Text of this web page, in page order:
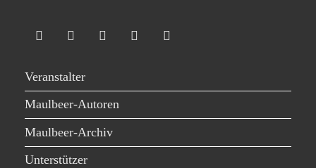
Veranstalter
Maulbeer-Autoren
Maulbeer-Archiv
Unterstützer